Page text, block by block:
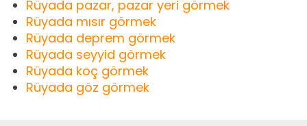
Rüyada pazar, pazar yeri görmek
Rüyada mısır görmek
Rüyada deprem görmek
Rüyada seyyid görmek
Rüyada koç görmek
Rüyada göz görmek